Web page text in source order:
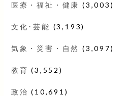
医療・福祉・健康 (3,003)
文化･芸能 (3,193)
気象・災害・自然 (3,097)
教育 (3,552)
政治 (10,691)